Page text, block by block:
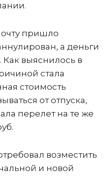
пришло
а деньги
выяснилось в
стала
стоимость
от отпуска,
перелет на те же
возместить
и новой